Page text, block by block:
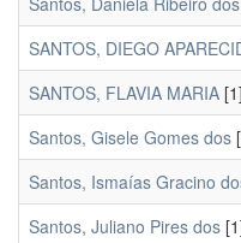
SANTOS, DIEGO
SANTOS, FLAVIA MARIA [1]
Santos, Gisele Gomes dos
Santos, Ismaías Gracino
Santos, Juliano Pires dos